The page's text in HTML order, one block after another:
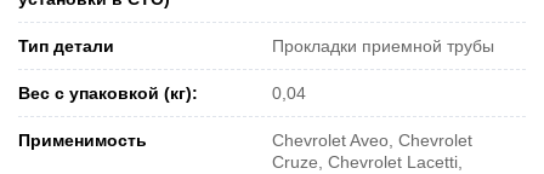
Тип детали Прокладки приемной трубы
Вес с упаковкой (кг): 0,04
Применимость
Chevrolet Aveo, Chevrolet
Cruze, Chevrolet Lacetti,